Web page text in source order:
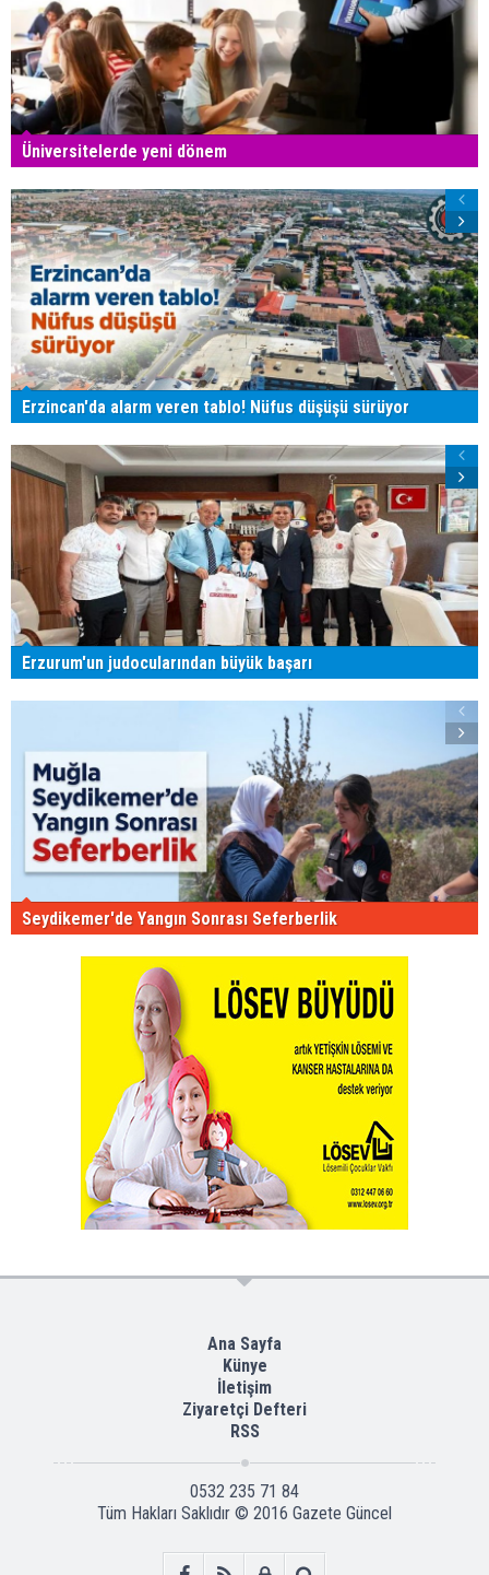
Üniversitelerde yeni dönem
Erzincan'da alarm veren tablo! Nüfus düşüşü sürüyor
Erzurum'un judocularından büyük başarı
Seydikemer'de Yangın Sonrası Seferberlik
Ana Sayfa
Künye
İletişim
Ziyaretçi Defteri
RSS
0532 235 71 84
Tüm Hakları Saklıdır © 2016 Gazete Güncel